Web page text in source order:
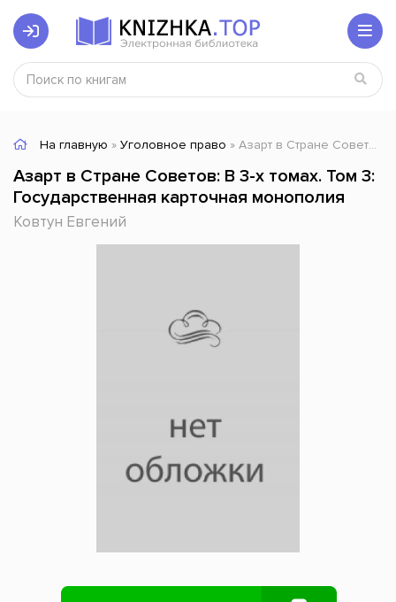
На главную » Уголовное право » Азарт в Стране Советов: В 3-х томах. Том 3: Государственная карточная монополия
Азарт в Стране Советов: В 3-х томах. Том 3:
Государственная карточная монополия
Ковтун Евгений